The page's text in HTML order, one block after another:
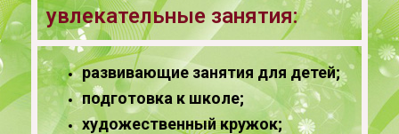
увлекательные занятия:
развивающие занятия для детей;
подготовка к школе;
художественный кружок;